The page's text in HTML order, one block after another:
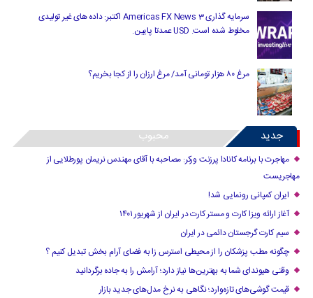
سرمایه گذاری Americas FX News 3 اکتبر: داده های غیر تولیدی
مخلوط شده است. USD عمدتا پایین.
مرغ ۸۰ هزار تومانی آمد/ مرغ ارزان را از کجا بخریم؟
جدید محبوب
مهاجرت با برنامه کانادا پرزنت ورکر: مصاحبه با آقای مهندس نریمان پورطلایی از
مهاجریست
ایران کمپانی رونمایی شد!
آغاز ارائه ویزا کارت و مستر کارت در ایران از شهریور ۱۴۰۱
سیم کارت گرجستان دائمی در ایران
چگونه مطب پزشکان را از محیطی استرس زا به فضای آرام بخش تبدیل کنیم ؟
وقتی هیوندای شما به بهترین‌ها نیاز دارد؛ آرامش را به جاده برگردانید
قیمت گوشی‌های تازه‌وارد؛ نگاهی به نرخ مدل‌های جدید بازار